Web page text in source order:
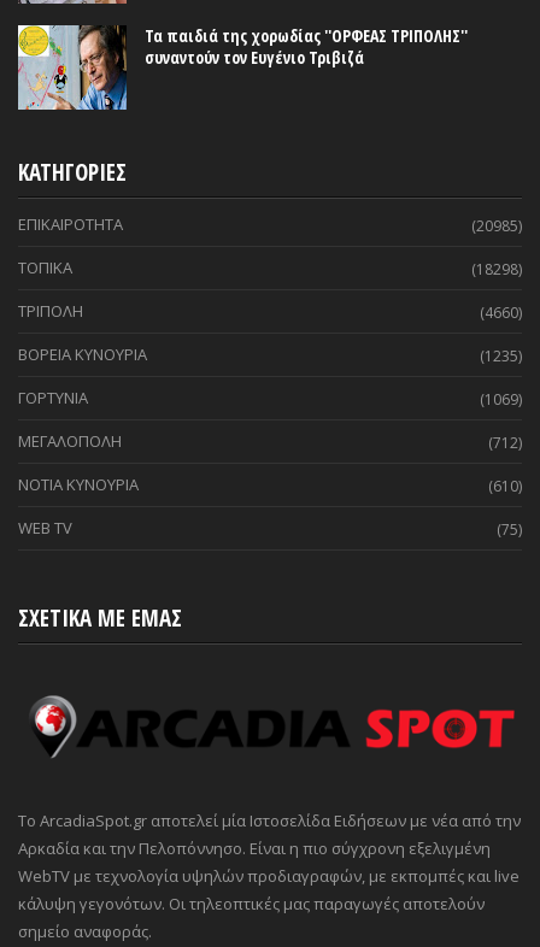
Τα παιδιά της χορωδίας ''ΟΡΦΕΑΣ ΤΡΙΠΟΛΗΣ''
συναντούν τον Ευγένιο Τριβιζά
ΚΑΤΗΓΟΡΙΕΣ
ΕΠΙΚΑΙΡΟΤΗΤΑ (20985)
ΤΟΠΙΚΑ (18298)
ΤΡΙΠΟΛΗ (4660)
ΒΟΡΕΙΑ ΚΥΝΟΥΡΙΑ (1235)
ΓΟΡΤΥΝΙΑ (1069)
ΜΕΓΑΛΟΠΟΛΗ (712)
ΝΟΤΙΑ ΚΥΝΟΥΡΙΑ (610)
WEB TV (75)
ΣΧΕΤΙΚΑ ΜΕ ΕΜΑΣ
Το ArcadiaSpot.gr αποτελεί μία Ιστοσελίδα Ειδήσεων με νέα από την
Αρκαδία και την Πελοπόννησο. Είναι η πιο σύγχρονη εξελιγμένη
WebTV με τεχνολογία υψηλών προδιαγραφών, με εκπομπές και live
κάλυψη γεγονότων. Οι τηλεοπτικές μας παραγωγές αποτελούν
σημείο αναφοράς.